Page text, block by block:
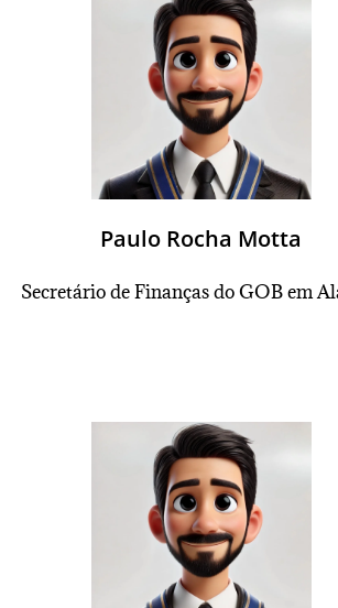
Paulo Rocha Motta
Secretário de Finanças do GOB em